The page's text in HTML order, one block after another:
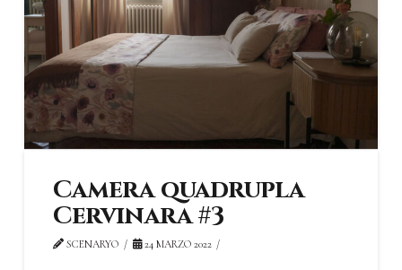
Camera quadrupla
Cervinara #3
SCENARYO 24 MARZO 2022